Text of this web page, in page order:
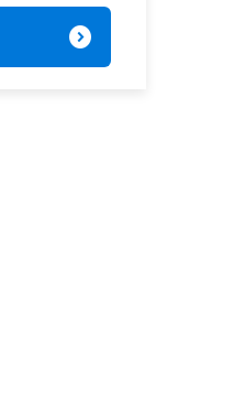
expand_circle_right